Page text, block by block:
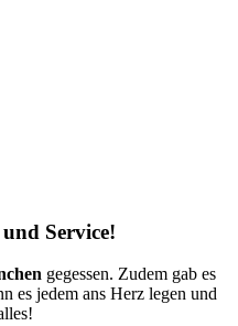
Service!
gegessen. Zudem gab es
es jedem ans Herz legen und